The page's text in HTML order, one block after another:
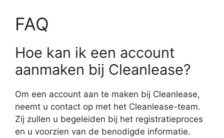
FAQ
Hoe kan ik een account
aanmaken bij Cleanlease?
Om een account aan te maken bij Cleanlease,
neemt u contact op met het Cleanlease-team.
Zij zullen u begeleiden bij het registratieproces
en u voorzien van de benodigde informatie.